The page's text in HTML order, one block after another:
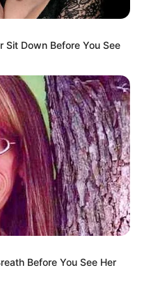
και
Sit Down Before You See
Before You See Her